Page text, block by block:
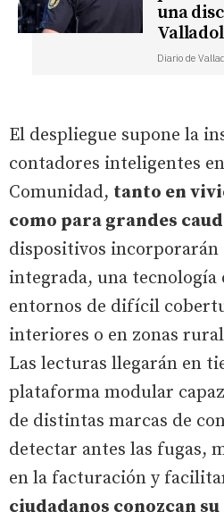
una
Diario de
El despliegue supone la
contadores inteligentes
Comunidad, tanto en
como para grandes
dispositivos
integrada, una tecnología
entornos de difícil
interiores o en zonas
Las lecturas llegarán en
plataforma modular
de distintas marcas de
detectar antes las fugas,
en la facturación y
ciudadanos conozcan